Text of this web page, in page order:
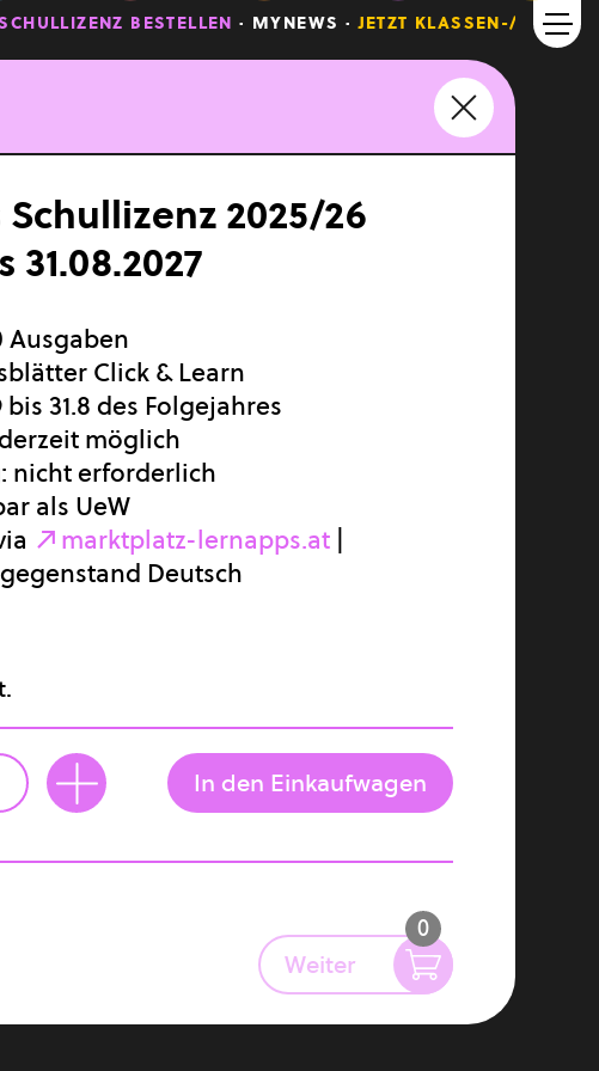
MEDIENINHABER
MyNews Media GmbH
CHEFREDAKTION
Karin Hirschberger
Claudia Müller-Stralz
redaktion@mynews.co.at
BESTELLEN · MYNEWS · JETZT KLASSEN-/
2025/26
Ausgaben
Click & Learn
bis 31.8 des Folgejahres
möglich
nicht erforderlich
als UeW
marktplatz-lernapps.at
Deutsch
In den Einkaufwagen
Weiter
0